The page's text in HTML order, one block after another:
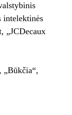
intelektinės
„JCDecaux
„Būkčia“,